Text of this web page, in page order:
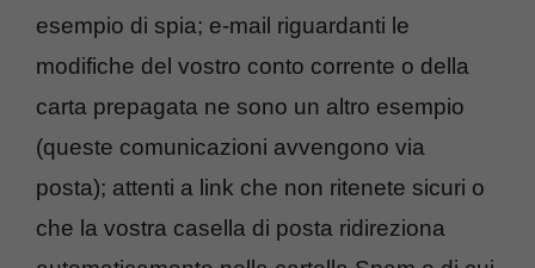
esempio di spia; e-mail riguardanti le
modifiche del vostro conto corrente o della
carta prepagata ne sono un altro esempio
(queste comunicazioni avvengono via
posta); attenti a link che non ritenete sicuri o
che la vostra casella di posta ridireziona